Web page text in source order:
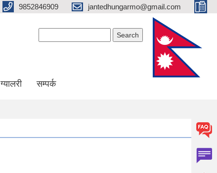
9852846909 jantedhungarmo@gmail.com
ग्यालरी सम्पर्क